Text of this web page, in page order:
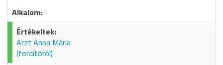
-
Arzt Anna Mária
(fordítóról)